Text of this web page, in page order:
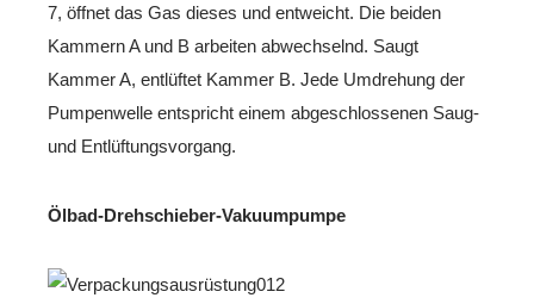
7, öffnet das Gas dieses und entweicht. Die beiden
Kammern A und B arbeiten abwechselnd. Saugt
Kammer A, entlüftet Kammer B. Jede Umdrehung der
Pumpenwelle entspricht einem abgeschlossenen Saug-
und Entlüftungsvorgang.
Ölbad-Drehschieber-Vakuumpumpe